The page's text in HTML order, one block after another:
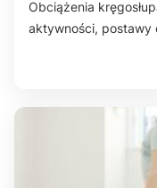
Układ trawienny
Obciążenia
aktywności, postawy